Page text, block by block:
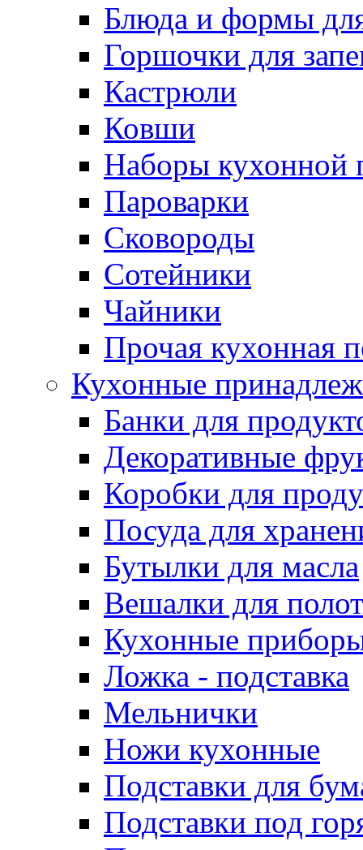
Блюда и формы
Горшочки для
Кастрюли
Ковши
Наборы кухонной
Пароварки
Сковороды
Сотейники
Чайники
Прочая кухонная
Кухонные
Банки для
Декоративные
Коробки для
Посуда для
Бутылки для масла
Вешалки для
Кухонные
Ложка - подставка
Мельнички
Ножи кухонные
Подставки для
Подставки под